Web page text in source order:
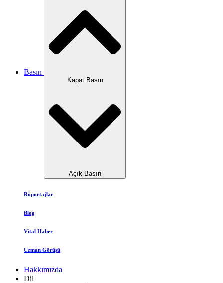
Basın
Kapat Basın
Açık Basın
Röportajlar
Blog
Vital Haber
Uzman Görüşü
Hakkımızda
Dil